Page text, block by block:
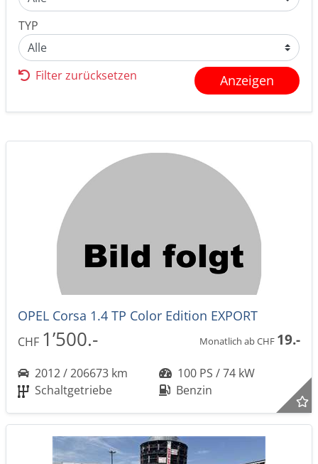
TYP
Filter zurücksetzen Anzeigen
OPEL Corsa 1.4 TP Color Edition EXPORT
CHF 1’500.- Monatlich ab CHF 19.-
2012 / 206673 km
100 PS / 74 kW
Schaltgetriebe
Benzin